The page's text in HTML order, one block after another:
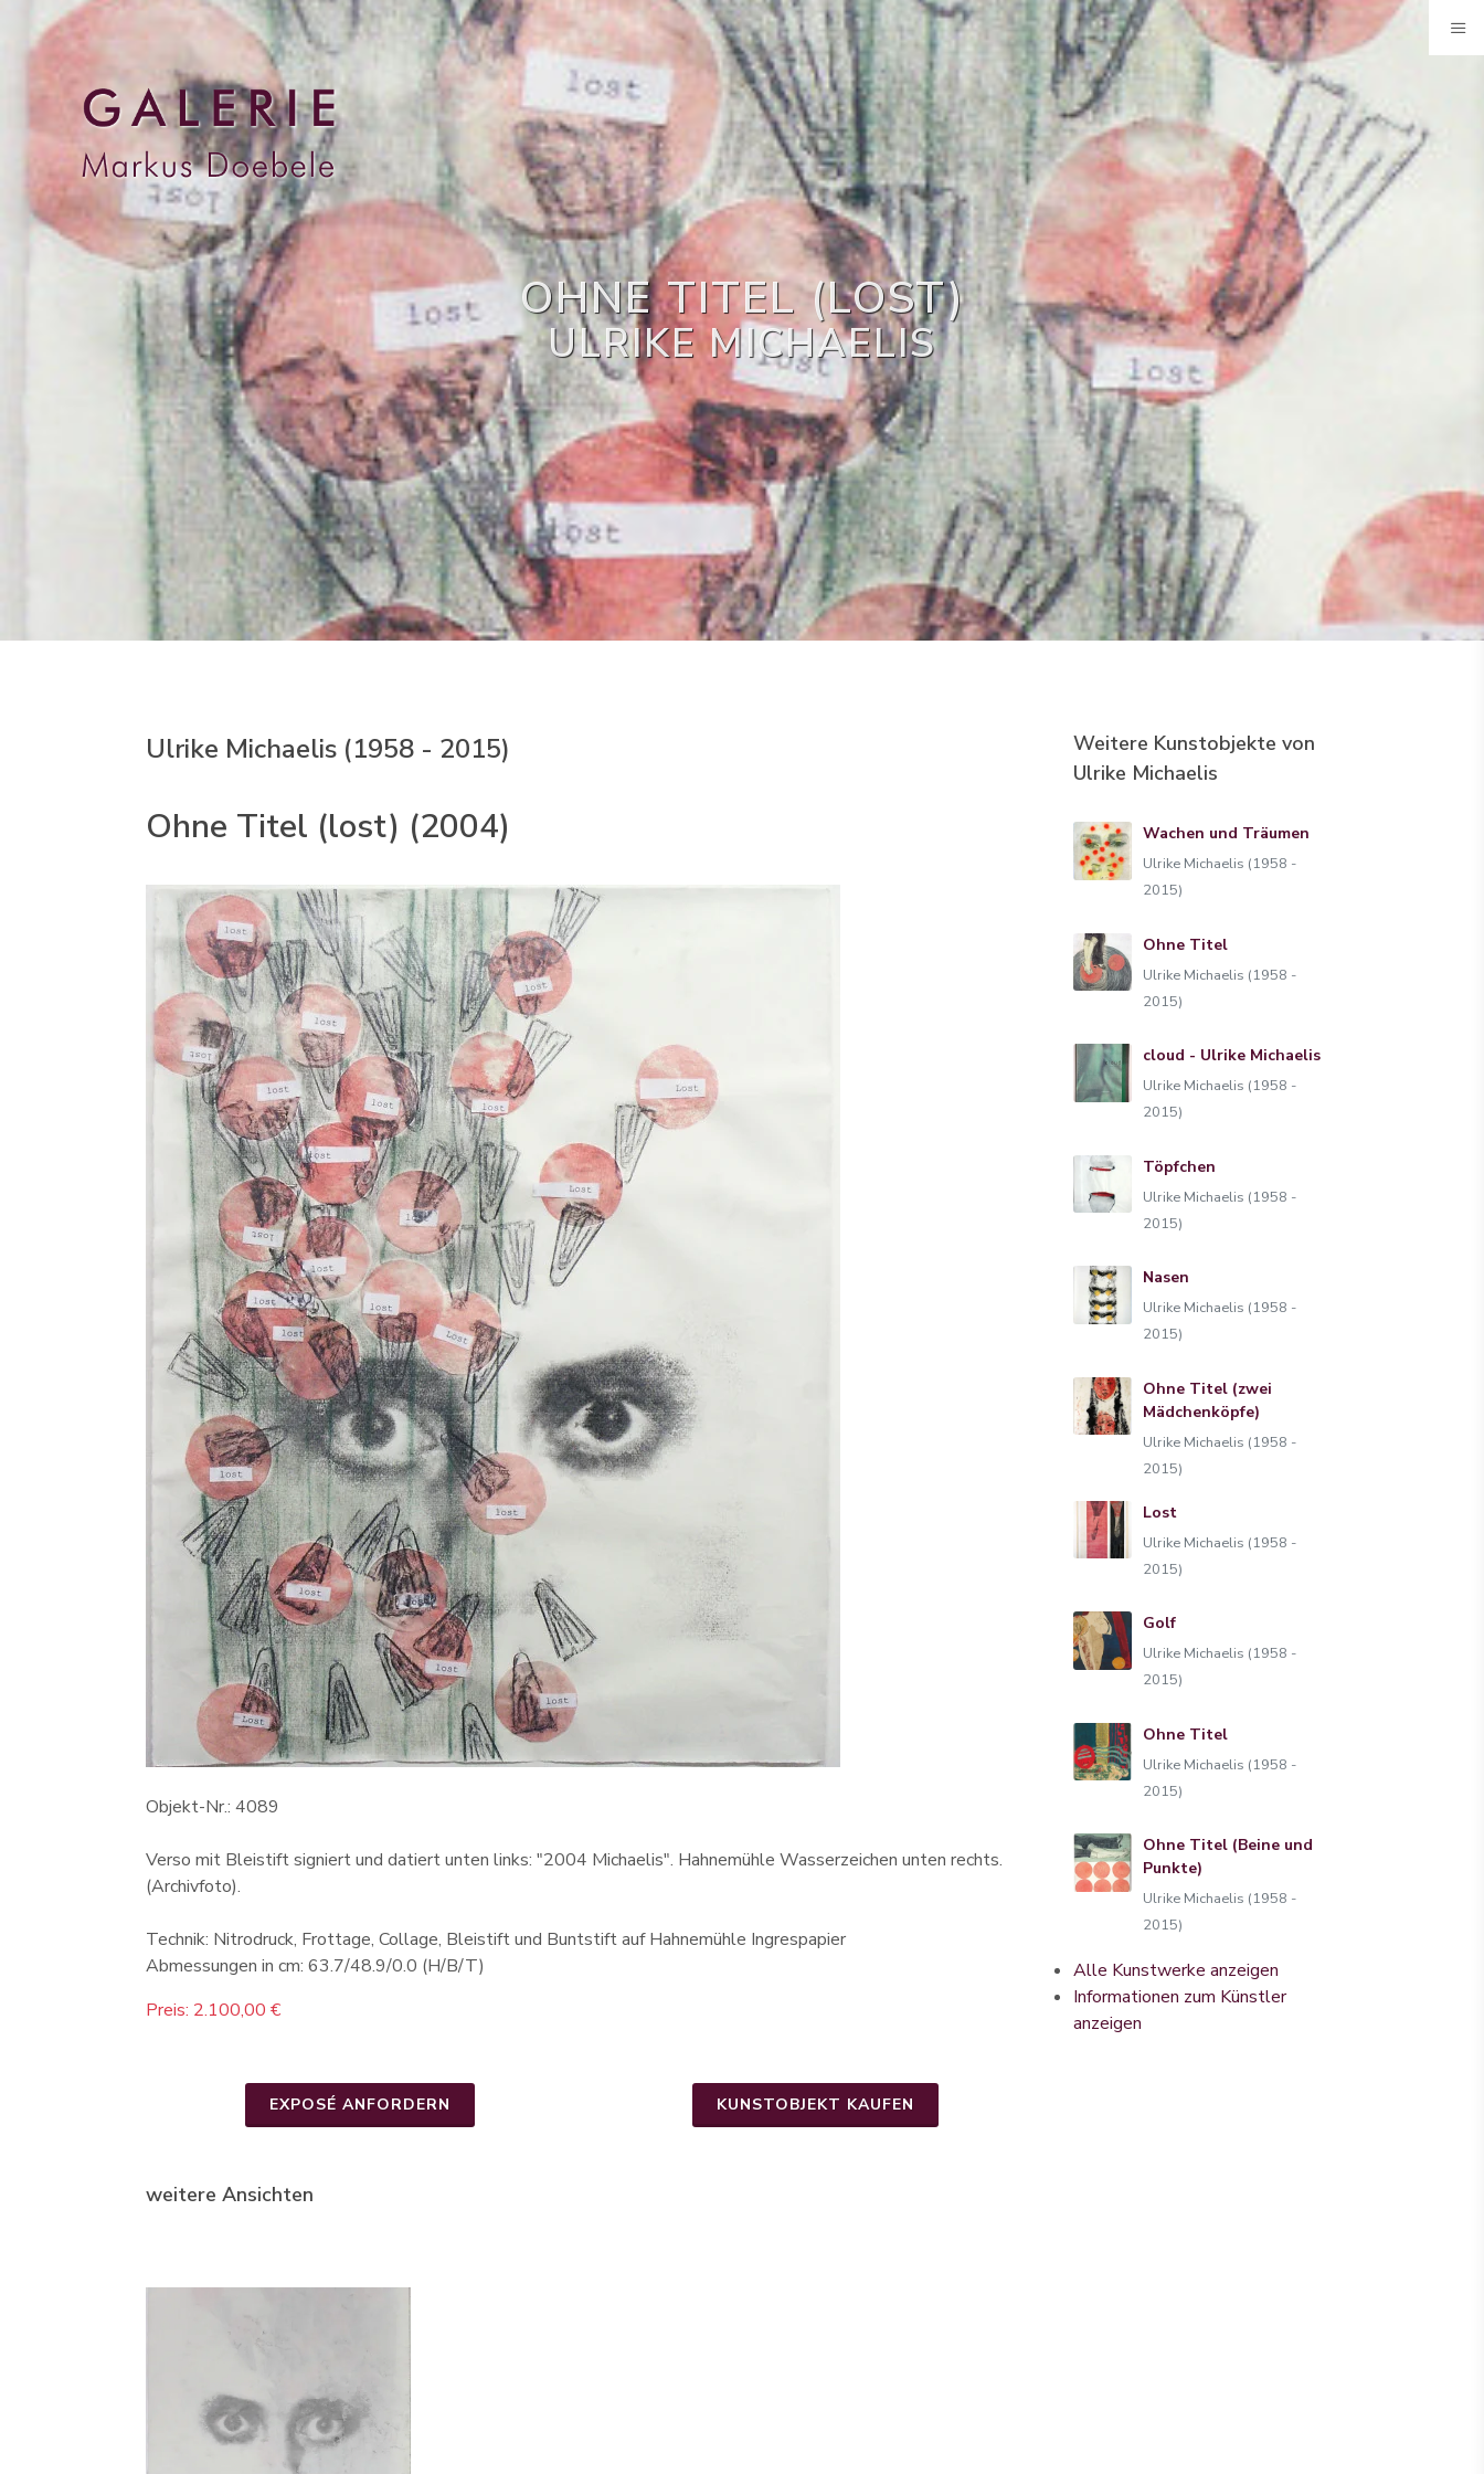
OHNE TITEL (LOST)
ULRIKE MICHAELIS
Ulrike Michaelis (1958 - 2015)
Ohne Titel (lost) (2004)
Objekt-Nr.: 4089
Verso mit Bleistift signiert und datiert unten links: "2004 Michaelis". Hahnemühle Wasserzeichen unten rechts.
(Archivfoto).
Technik: Nitrodruck, Frottage, Collage, Bleistift und Buntstift auf Hahnemühle Ingrespapier
Abmessungen in cm: 63.7/48.9/0.0 (H/B/T)
Preis: 2.100,00 €
EXPOSÉ ANFORDERN KUNSTOBJEKT KAUFEN
weitere Ansichten
Weitere Kunstobjekte von
Ulrike Michaelis
Wachen und Träumen
Ulrike Michaelis (1958 -
2015)
Ohne Titel
Ulrike Michaelis (1958 -
2015)
cloud - Ulrike Michaelis
Ulrike Michaelis (1958 -
2015)
Töpfchen
Ulrike Michaelis (1958 -
2015)
Nasen
Ulrike Michaelis (1958 -
2015)
Ohne Titel (zwei
Mädchenköpfe)
Ulrike Michaelis (1958 -
2015)
Lost
Ulrike Michaelis (1958 -
2015)
Golf
Ulrike Michaelis (1958 -
2015)
Ohne Titel
Ulrike Michaelis (1958 -
2015)
Ohne Titel (Beine und
Punkte)
Ulrike Michaelis (1958 -
2015)
Alle Kunstwerke anzeigen
Informationen zum Künstler
anzeigen